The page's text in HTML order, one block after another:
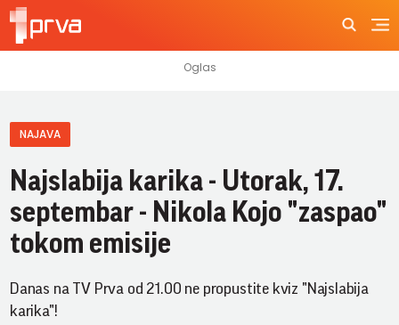
NAJAVA
Najslabija karika - Utorak, 17.
septembar - Nikola Kojo "zaspao"
tokom emisije
Danas na TV Prva od 21.00 ne propustite kviz "Najslabija
karika"!